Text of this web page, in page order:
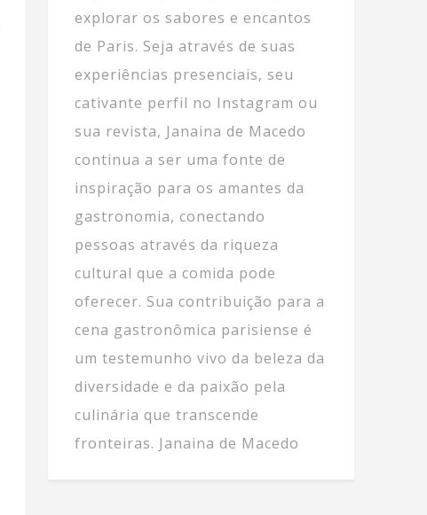
explorar os sabores e encantos
de Paris. Seja através de suas
experiências presenciais, seu
cativante perfil no Instagram ou
sua revista, Janaina de Macedo
continua a ser uma fonte de
inspiração para os amantes da
gastronomia, conectando
pessoas através da riqueza
cultural que a comida pode
oferecer. Sua contribuição para a
cena gastronômica parisiense é
um testemunho vivo da beleza da
diversidade e da paixão pela
culinária que transcende
fronteiras. Janaina de Macedo